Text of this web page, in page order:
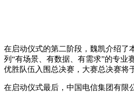
在启动仪式的第二阶段，魏凯介绍了
列“有场景、有数据、有需求”的专业
优胜队伍入围总决赛，大赛总决赛将
在启动仪式最后，中国电信集团有限